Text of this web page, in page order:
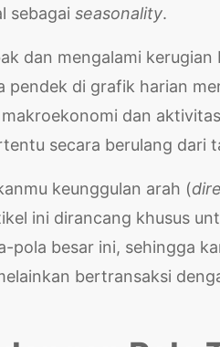
sebagai seasonality.
dan mengalami
di grafik harian
dan
secara berulang dari
keunggulan arah (
ini dirancang khusus
pola besar ini, sehingga
bertransaksi